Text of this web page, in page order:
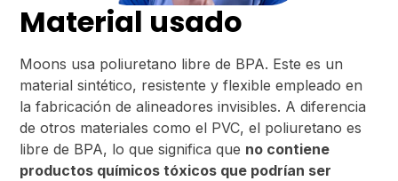
Material usado
Moons usa poliuretano libre de BPA. Este es un
material sintético, resistente y flexible empleado en
la fabricación de alineadores invisibles. A diferencia
de otros materiales como el PVC, el poliuretano es
libre de BPA, lo que significa que no contiene
productos químicos tóxicos que podrían ser